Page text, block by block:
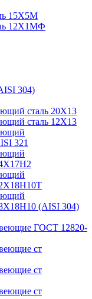
15Х5М
12Х1МФ
304)
сталь 20Х13
сталь 12Х13
321
(AISI 304)
ГОСТ 12820-
ст
ст
ст